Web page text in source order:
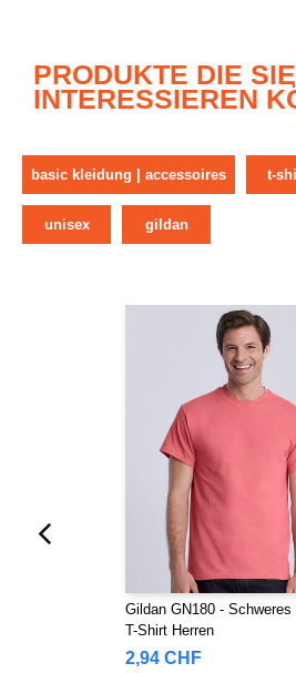
PRODUKTE DIE SIE
INTERESSIEREN
basic kleidung | accessoires t-
unisex gildan
Gildan GN180 - Schweres
T-Shirt Herren
2,94 CHF